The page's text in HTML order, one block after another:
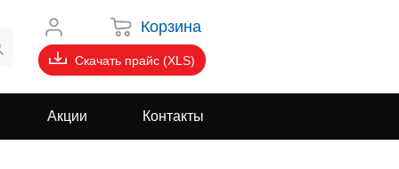
Корзина
Скачать прайс (XLS)
Акции Контакты